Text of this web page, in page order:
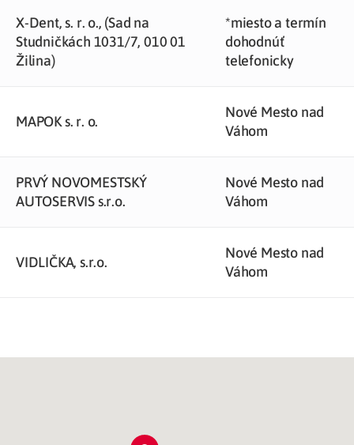
X-Dent, s. r. o., (Sad na
Studničkách 1031/7, 010 01
Žilina)
*miesto a termín
dohodnúť
telefonicky
MAPOK s. r. o.
Nové Mesto nad
Váhom
PRVÝ NOVOMESTSKÝ
AUTOSERVIS s.r.o.
Nové Mesto nad
Váhom
VIDLIČKA, s.r.o.
Nové Mesto nad
Váhom